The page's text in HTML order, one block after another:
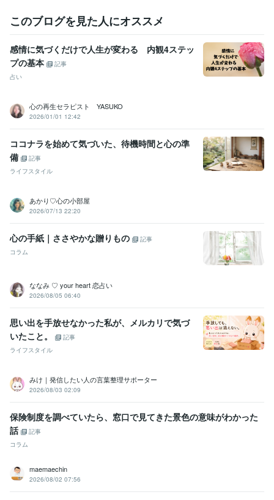
B社 1999年4月 ~ 2004年3月
A社 2004年4月 ~ 2014年5月
受賞歴
ココナラレギュラーランク
ココナラゴール
ドランク
販売実績総数が500件を超えまし
のおすすめ順で1位となりました
歯科技工士 取得年 : 1993年
ビジネス・クリエイティブツール
Numbers:3年Pages:3年
趣味：新陰流杖術（実は師範☆） 趣
学習指導・資格・キャリア相談
このブログを見た人にオススメ
感情に気づくだけで人生が変わる 内観4ステッ
プの基本
記事
占い
心の再生セラピスト YASUKO
2026/01/01 12:42
ココナラを始めて気づいた、待機時間と心の準
備
記事
ライフスタイル
あかり♡心の小部屋
2026/07/13 22:20
心の手紙｜ささやかな贈りもの
記事
コラム
ななみ ♡ your heart 恋占い
2026/08/05 06:40
思い出を手放せなかった私が、メルカリで気づ
いたこと。
記事
ライフスタイル
みけ｜発信したい人の言葉整理サポーター
2026/08/03 02:09
保険制度を調べていたら、窓口で見てきた景色の意味がわかった
話
記事
コラム
maemaechin
2026/08/02 07:56